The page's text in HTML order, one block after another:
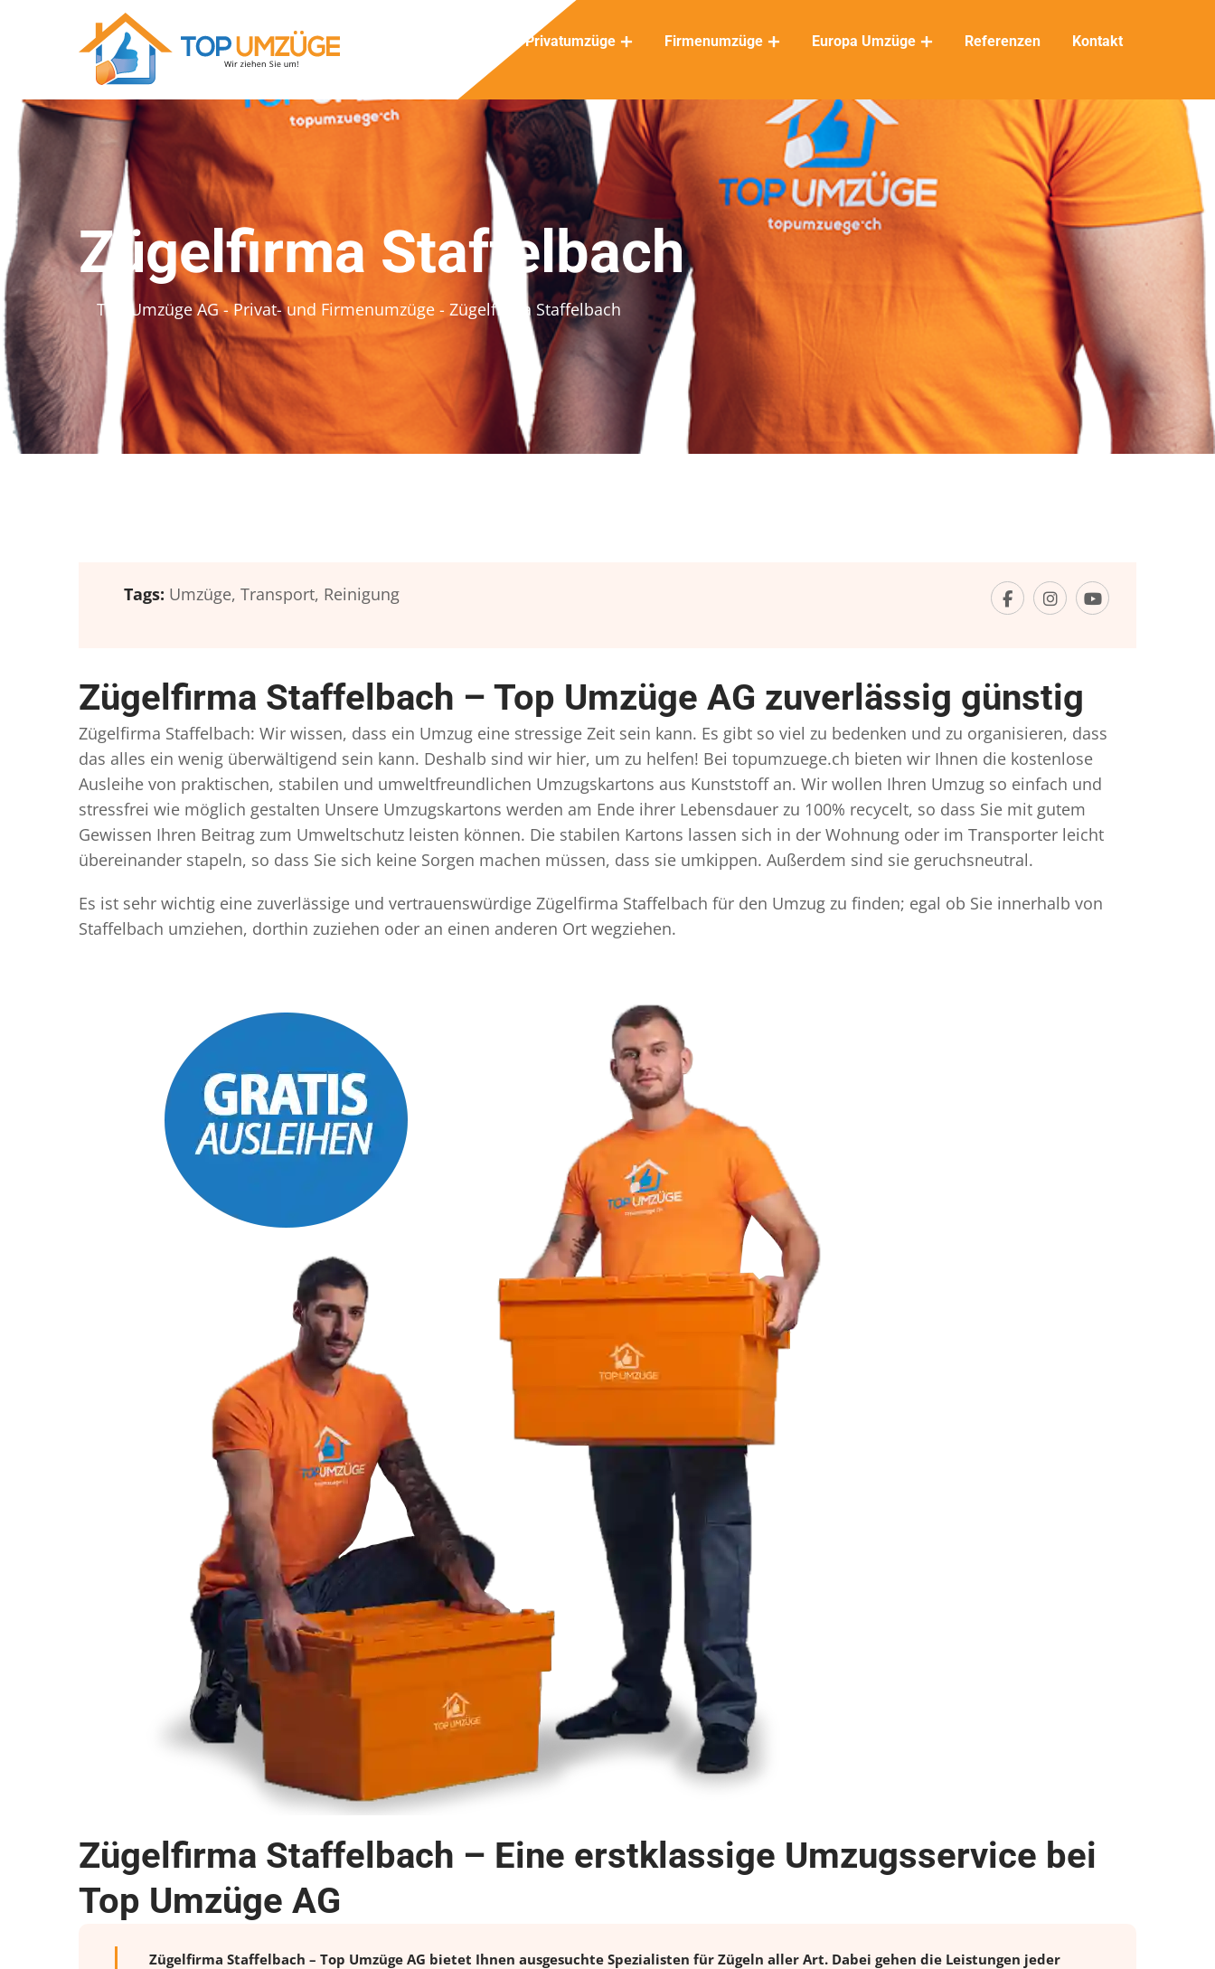
Privatumzüge Firmenumzüge Europa Umzüge Referenzen Kontakt
Zügelfirma Staffelbach
Top Umzüge AG - Privat- und Firmenumzüge - Zügelfirma Staffelbach
Tags: Umzüge, Transport, Reinigung
Zügelfirma Staffelbach – Top Umzüge AG zuverlässig günstig
Zügelfirma Staffelbach: Wir wissen, dass ein Umzug eine stressige Zeit sein kann. Es gibt so viel zu bedenken und zu organisieren, dass
das alles ein wenig überwältigend sein kann. Deshalb sind wir hier, um zu helfen! Bei topumzuege.ch bieten wir Ihnen die kostenlose
Ausleihe von praktischen, stabilen und umweltfreundlichen Umzugskartons aus Kunststoff an. Wir wollen Ihren Umzug so einfach und
stressfrei wie möglich gestalten Unsere Umzugskartons werden am Ende ihrer Lebensdauer zu 100% recycelt, so dass Sie mit gutem
Gewissen Ihren Beitrag zum Umweltschutz leisten können. Die stabilen Kartons lassen sich in der Wohnung oder im Transporter leicht
übereinander stapeln, so dass Sie sich keine Sorgen machen müssen, dass sie umkippen. Außerdem sind sie geruchsneutral.
Es ist sehr wichtig eine zuverlässige und vertrauenswürdige Zügelfirma Staffelbach für den Umzug zu finden; egal ob Sie innerhalb von
Staffelbach umziehen, dorthin zuziehen oder an einen anderen Ort wegziehen.
Zügelfirma Staffelbach – Eine erstklassige Umzugsservice bei
Top Umzüge AG
Zügelfirma Staffelbach – Top Umzüge AG bietet Ihnen ausgesuchte Spezialisten für Zügeln aller Art. Dabei gehen die Leistungen jeder